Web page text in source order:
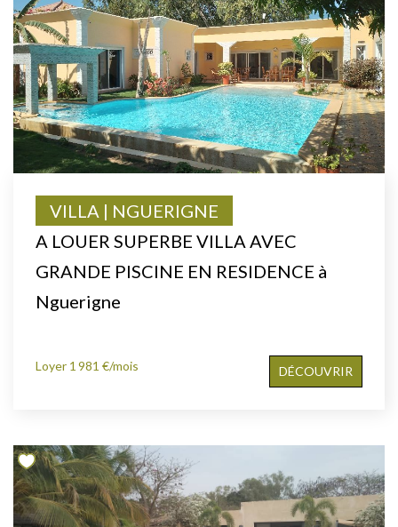
A LOUER SUPERBE VILLA AVEC
GRANDE PISCINE EN RESIDENCE à
Nguerigne
VILLA | NGUERIGNE
Loyer 1 981 €/mois DÉCOUVRIR